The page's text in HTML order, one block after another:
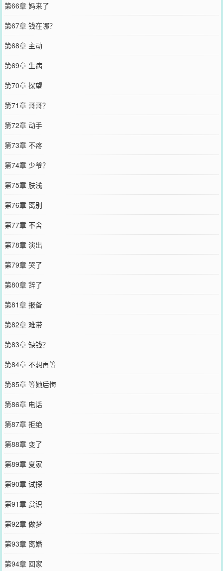
第66章 妈来了
第67章 钱在哪？
第68章 主动
第69章 生病
第70章 探望
第71章 哥哥？
第72章 动手
第73章 不疼
第74章 少爷？
第75章 肤浅
第76章 离别
第77章 不舍
第78章 演出
第79章 哭了
第80章 辞了
第81章 报备
第82章 难带
第83章 缺钱？
第84章 不想再等
第85章 等她后悔
第86章 电话
第87章 拒绝
第88章 变了
第89章 夏家
第90章 试探
第91章 赏识
第92章 做梦
第93章 离婚
第94章 回家